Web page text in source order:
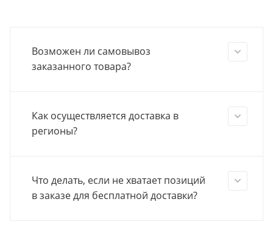
Возможен ли самовывоз
заказанного товара?
Как осуществляется доставка в
регионы?
Что делать, если не хватает позиций
в заказе для бесплатной доставки?